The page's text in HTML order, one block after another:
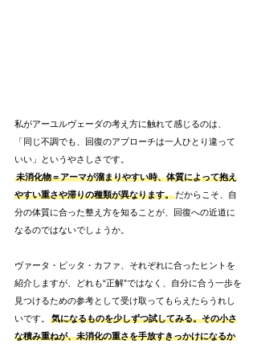
私がアーユルヴェーダの考え方に触れて感じるのは、
「同じ不調でも、回復のアプローチは一人ひとり違って
いい」というやさしさです。
未消化物＝アーマが溜まりやすい時、体質によって抱え
やすい重さや滞りの種類が異なります。だからこそ、自
分の体質に合った整え方を知ることが、回復への近道に
なるのではないでしょうか。
ヴァータ・ピッタ・カファ、それぞれに合ったヒントを
紹介しますが、どれも“正解”ではなく、自分に合う一歩を
見つけるための参考として受け取ってもらえたらうれし
いです。
気になるものを少しずつ試してみる。その小さ
な積み重ねが、未消化の重さを手放すきっかけになるか